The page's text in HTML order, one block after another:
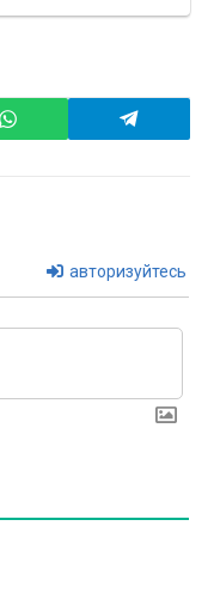
авторизуйтесь